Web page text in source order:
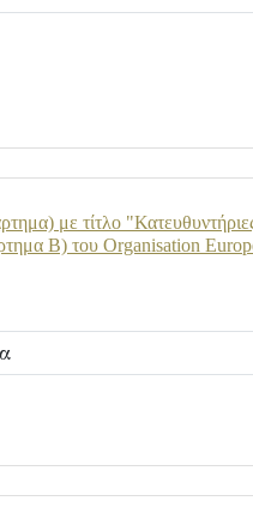
με τίτλο
Β) του Organisation